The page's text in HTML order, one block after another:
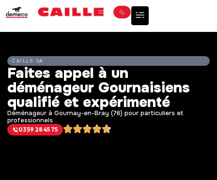
CAILLE SA
Faites appel à un
déménageur Gournaisiens
qualifié et expérimenté
Déménageur à Gournay-en-Bray (76) pour particuliers et
professionnels
03 59 28 45 75